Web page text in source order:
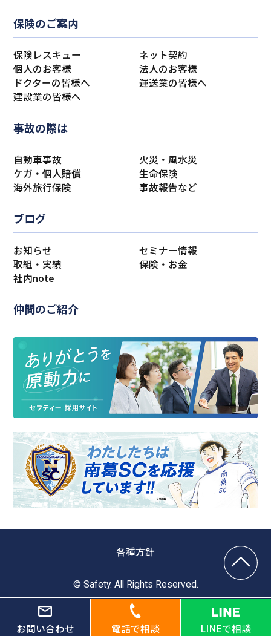
お問い合わせ 電話で相談 LINEで相談
保険のご案内
保険レスキュー
ネット契約
個人のお客様
法人のお客様
ドクターの皆様へ
運送業の皆様へ
建設業の皆様へ
事故の際は
自動車事故
火災・風水災
ケガ・個人賠償
生命保険
海外旅行保険
事故報告など
ブログ
お知らせ
セミナー情報
取組・実績
保険・お金
社内note
仲間のご紹介
各種方針
© Safety. All Rights Reserved.